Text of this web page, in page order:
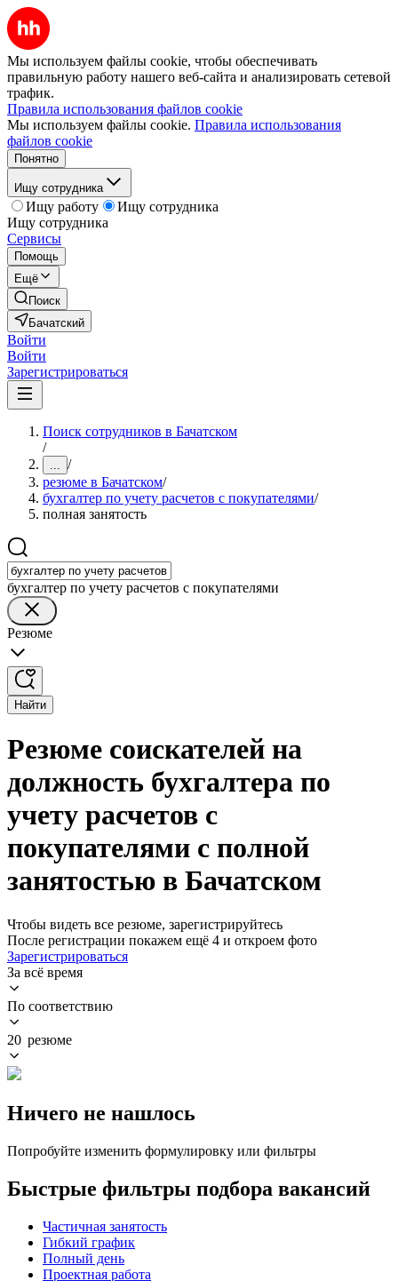
Мы используем файлы cookie, чтобы обеспечивать
правильную работу нашего веб-сайта и анализировать сетевой
трафик.
Правила использования файлов cookie
Мы используем файлы cookie. Правила использования
файлов cookie
Понятно
Ищу сотрудника
Ищу работу
Ищу сотрудника
Ищу сотрудника
Сервисы
Помощь
Ещё
Поиск
Бачатский
Войти
Войти
Зарегистрироваться
Поиск сотрудников в Бачатском
/
... /
резюме в Бачатском/
бухгалтер по учету расчетов с покупателями/
полная занятость
бухгалтер по учету расчетов с покупателями
Резюме
Найти
Резюме соискателей на
должность бухгалтера по
учету расчетов с
покупателями с полной
занятостью в Бачатском
Чтобы видеть все резюме, зарегистрируйтесь
После регистрации покажем ещё 4 и откроем фото
Зарегистрироваться
За всё время
По соответствию
20 резюме
Ничего не нашлось
Попробуйте изменить формулировку или фильтры
Быстрые фильтры подбора вакансий
Частичная занятость
Гибкий график
Полный день
Проектная работа